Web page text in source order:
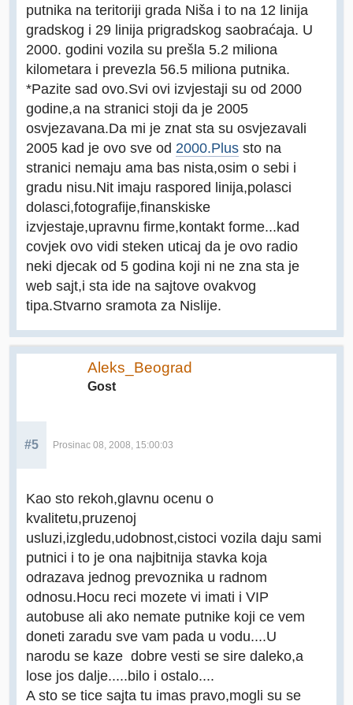
putnika na teritoriji grada Niša i to na 12 linija
gradskog i 29 linija prigradskog saobraćaja. U
2000. godini vozila su prešla 5.2 miliona
kilometara i prevezla 56.5 miliona putnika.
*Pazite sad ovo.Svi ovi izvjestaji su od 2000
godine,a na stranici stoji da je 2005
osvjezavana.Da mi je znat sta su osvjezavali
2005 kad je ovo sve od 2000.Plus sto na
stranici nemaju ama bas nista,osim o sebi i
gradu nisu.Nit imaju raspored linija,polasci
dolasci,fotografije,finanskiske
izvjestaje,upravnu firme,kontakt forme...kad
covjek ovo vidi steken uticaj da je ovo radio
neki djecak od 5 godina koji ni ne zna sta je
web sajt,i sta ide na sajtove ovakvog
tipa.Stvarno sramota za Nislije.
Aleks_Beograd
Gost
#5 Prosinac 08, 2008, 15:00:03
Kao sto rekoh,glavnu ocenu o
kvalitetu,pruzenoj
usluzi,izgledu,udobnost,cistoci vozila daju sami
putnici i to je ona najbitnija stavka koja
odrazava jednog prevoznika u radnom
odnosu.Hocu reci mozete vi imati i VIP
autobuse ali ako nemate putnike koji ce vem
doneti zaradu sve vam pada u vodu....U
narodu se kaze dobre vesti se sire daleko,a
lose jos dalje.....bilo i ostalo....
A sto se tice sajta tu imas pravo,mogli su se